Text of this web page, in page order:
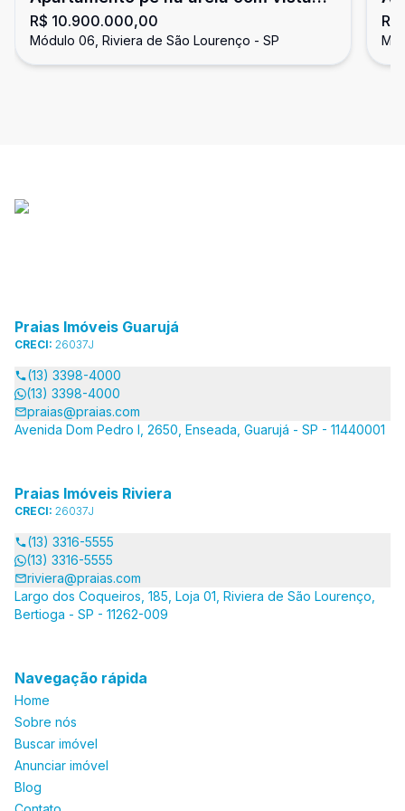
para o mar, 4 suítes, Riviera
R$ 10.900.000,00
Módulo 06, Riviera de São Lourenço - SP
4
Praias Imóveis Guarujá
CRECI: 26037J
(13) 3398-4000
(13) 3398-4000
praias@praias.com
Avenida Dom Pedro I, 2650, Enseada, Guarujá - SP - 11440001
Praias Imóveis Riviera
CRECI: 26037J
(13) 3316-5555
(13) 3316-5555
riviera@praias.com
Largo dos Coqueiros, 185, Loja 01, Riviera de São Lourenço,
Bertioga - SP - 11262-009
Navegação rápida
Home
Sobre nós
Buscar imóvel
Anunciar imóvel
Blog